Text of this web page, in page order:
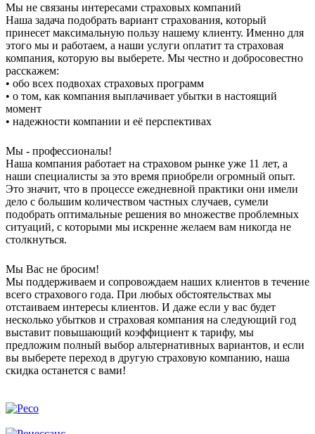
Мы не связаны интересами страховых компаний
Наша задача подобрать вариант страхования, который
принесет максимальную пользу нашему клиенту. Именно для
этого мы и работаем, а наши услуги оплатит та страховая
компания, которую вы выберете. Мы честно и добросовестно
расскажем:
• обо всех подвохах страховых программ
• о том, как компания выплачивает убытки в настоящий
момент
• надежности компании и её перспективах
Мы - профессионалы!
Наша компания работает на страховом рынке уже 11 лет, а
наши специалисты за это время приобрели огромный опыт.
Это значит, что в процессе ежедневной практики они имели
дело с большим количеством частных случаев, сумели
подобрать оптимальные решения во множестве проблемных
ситуаций, с которыми мы искренне желаем вам никогда не
столкнуться.
Мы Вас не бросим!
Мы поддерживаем и сопровождаем наших клиентов в течение
всего страхового года. При любых обстоятельствах мы
отстаиваем интересы клиентов. И даже если у вас будет
несколько убытков и страховая компания на следующий год
выставит повышающий коэффициент к тарифу, мы
предложим полный выбор альтернативных вариантов, и если
вы выберете переход в другую страховую компанию, наша
скидка останется с вами!